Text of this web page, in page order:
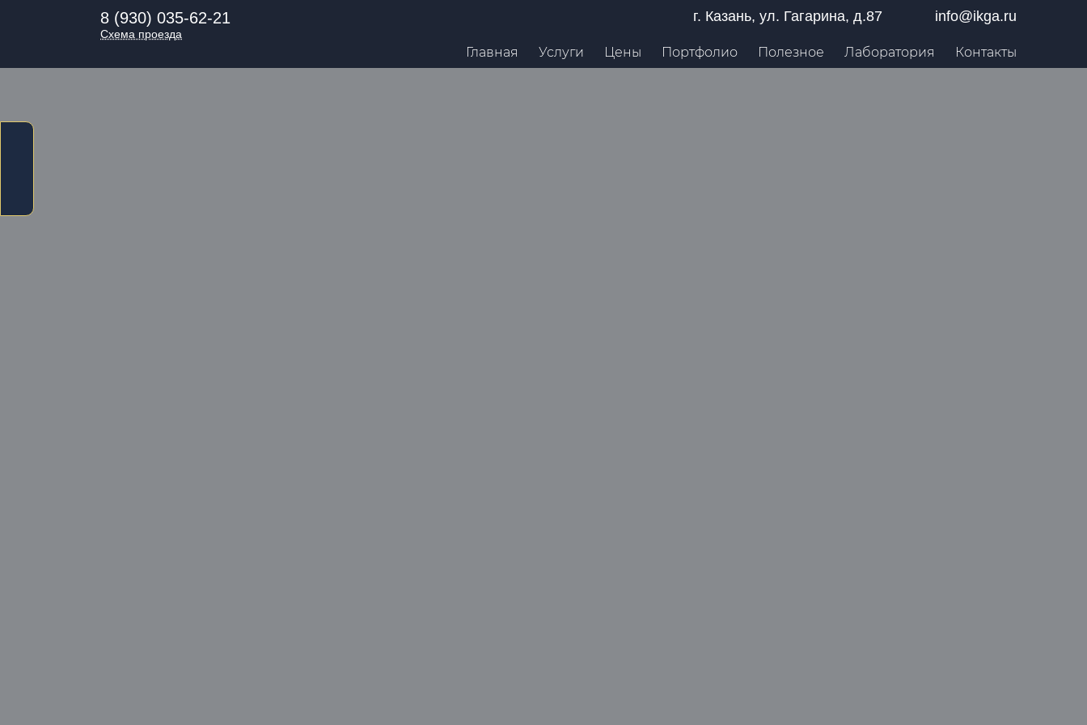
8 (930) 035-62-21
Схема проезда
info@ikga.ru
г. Казань, ул. Гагарина, д.87
Главная Услуги Цены Портфолио Полезное Лаборатория Контакты